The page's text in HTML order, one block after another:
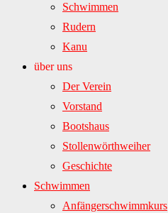
Schwimmen
Rudern
Kanu
über uns
Der Verein
Vorstand
Bootshaus
Stollenwörthweiher
Geschichte
Schwimmen
Anfängerschwimmkurs